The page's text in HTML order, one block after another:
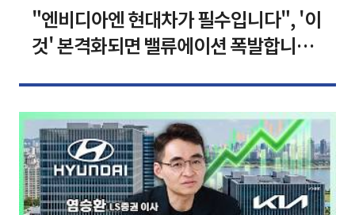
"엔비디아엔 현대차가 필수입니다", '이
것' 본격화되면 밸류에이션 폭발합니다